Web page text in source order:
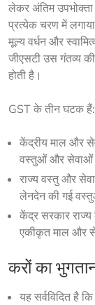
लेकर अंतिम
प्रत्येक चरण में
मूल्य वर्धन और
जीएसटी उस गंतव्य की
होती है।
GST के तीन घटक हैं:
केंद्रीय माल और
वस्तुओं और सेवाओं
राज्य वस्तु और
लेनदेन की गई
केंद्र सरकार
एकीकृत माल और
करों का
यह सर्वविदित है